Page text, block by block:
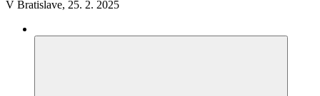
V Bratislave, 25. 2. 2025